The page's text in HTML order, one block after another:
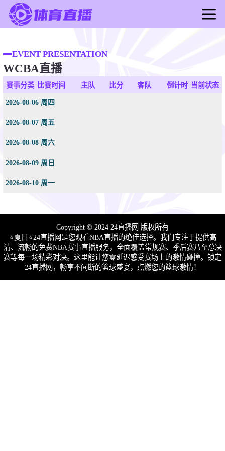
足球直播
篮球直播
足球录像
篮球新闻
EVENT PRESENTATION
WCBA直播
赛事分类 比赛时间 主队 比分 客队 倒计时 当前状态
2026-08-06 周四
2026-08-07 周五
2026-08-08 周六
2026-08-09 周日
2026-08-10 周一
Copyright © 2024 24直播网 版权所有
⭐️夏日⭐24直播网是您观看NBA直播的绝佳选择。我们专注于提供高
清、流畅的免费NBA赛事直播服务，全面覆盖常规赛、季后赛乃至总决
赛等每一场精彩对决。这里能让您零延迟感受赛场上的激情碰撞。锁定
24直播网，畅享不间断的篮球盛宴，点燃您的篮球激情！